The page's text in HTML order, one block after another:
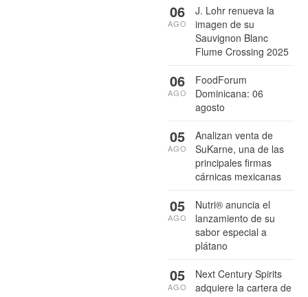
J. Lohr renueva la
imagen de su
Sauvignon Blanc
Flume Crossing 2025
06
AGO
FoodForum
Dominicana: 06
agosto
06
AGO
Analizan venta de
SuKarne, una de las
principales firmas
cárnicas mexicanas
05
AGO
Nutri® anuncia el
lanzamiento de su
sabor especial a
plátano
05
AGO
Next Century Spirits
adquiere la cartera de
05
AGO